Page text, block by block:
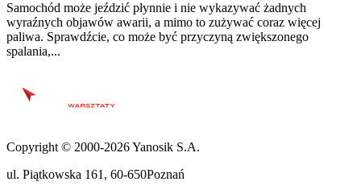
Samochód może jeździć płynnie i nie wykazywać żadnych
wyraźnych objawów awarii, a mimo to zużywać coraz więcej
paliwa. Sprawdźcie, co może być przyczyną zwiększonego
spalania,...
Copyright © 2000-2026 Yanosik S.A.
ul. Piątkowska 161 , 60-650Poznań